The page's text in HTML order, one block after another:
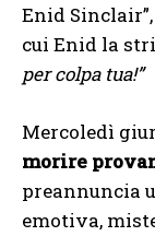
Enid
cui Enid la
per colpa tua!”
Mercoledì
morire
preannuncia
emotiva,